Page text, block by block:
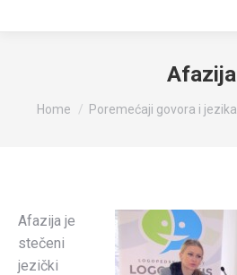
Afazija
You are here:
Home Poremećaji govora i jezika
Afazija je
stečeni
jezički